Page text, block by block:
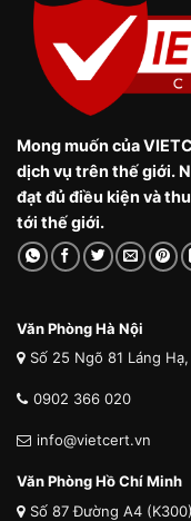
Mong muốn của
dịch vụ trên thế giới.
đạt đủ điều kiện và
tới thế giới.
Văn Phòng Hà Nội
Số 25 Ngõ 81 Láng
0902 366 020
info@vietcert.vn
Văn Phòng Hồ Chí Minh
Số 87 Đường A4